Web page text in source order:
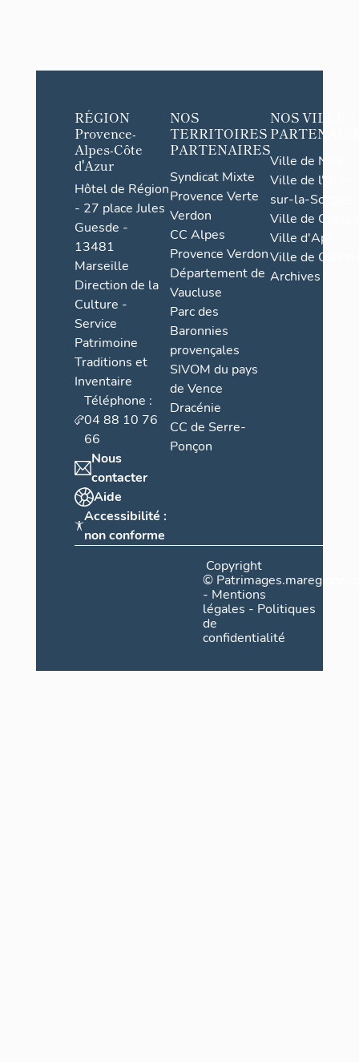
RÉGION
Provence-
Alpes-Côte
d'Azur
Hôtel de Région
- 27 place Jules
Guesde -
13481
Marseille
Direction de la
Culture -
Service
Patrimoine
Traditions et
Inventaire
Téléphone :
04 88 10 76
66
Nous
contacter
Aide
Accessibilité :
non conforme
NOS
TERRITOIRES
PARTENAIRES
Syndicat Mixte
Provence Verte
Verdon
CC Alpes
Provence Verdon
Département de
Vaucluse
Parc des
Baronnies
provençales
SIVOM du pays
de Vence
Dracénie
CC de Serre-
Ponçon
NOS VILLES
Ville de Nice
Ville de l'Isle-
sur-la-Sorgue
Ville de Grasse
Ville d'Apt
Ville de
Archives
Copyright
©
- Mentions
légales - Politiques
de
confidentialité